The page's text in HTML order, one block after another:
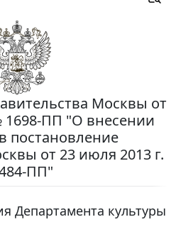
Москвы от
1698-ПП "О внесении
постановление
от 23 июля 2013 г.
ПП"
Департамента культуры